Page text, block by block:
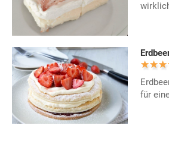
für